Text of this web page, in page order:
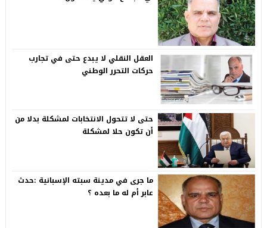
العقل النقلي لا يبدع حتى في تجارب
حركات التحرر الوطني
حتى لا تتحول الانتخابات لمشكلة بدلا من
أن تكون حلا لمشكلة
ما جرى في مدينة سبته الإسبانية :حدث
عابر أم له ما بعده ؟